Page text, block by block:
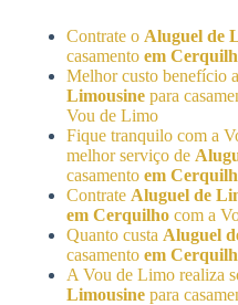
Contrate o Aluguel de
casamento em
Melhor custo benefício
Limousine para
Vou de Limo
Fique tranquilo com a
melhor serviço de
casamento em
Contrate Aluguel de
em Cerquilho com a
Quanto custa Aluguel
casamento em
A Vou de Limo realiza
Limousine para